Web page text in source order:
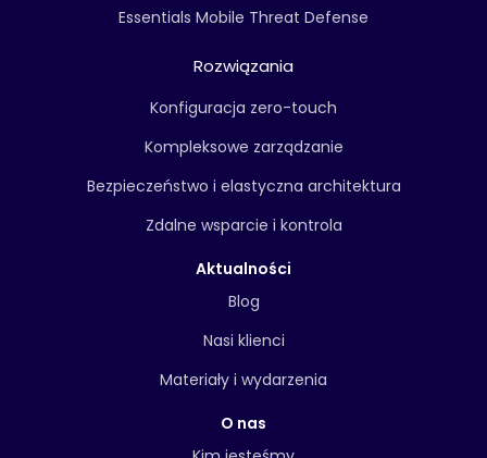
Essentials Mobile Threat Defense
Rozwiązania
Konfiguracja zero-touch
Kompleksowe zarządzanie
Bezpieczeństwo i elastyczna architektura
Zdalne wsparcie i kontrola
Aktualności
Blog
Nasi klienci
Materiały i wydarzenia
O nas